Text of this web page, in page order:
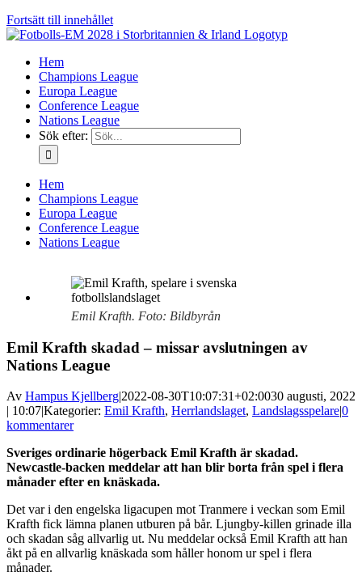
Fortsätt till innehållet
Hem
Champions League
Europa League
Conference League
Nations League
Sök efter:
Hem
Champions League
Europa League
Conference League
Nations League
Emil Krafth. Foto: Bildbyrån
Emil Krafth skadad – missar avslutningen av
Nations League
Av Hampus Kjellberg|2022-08-30T10:07:31+02:0030 augusti, 2022
| 10:07|Kategorier: Emil Krafth, Herrlandslaget, Landslagsspelare|0
kommentarer
Sveriges ordinarie högerback Emil Krafth är skadad.
Newcastle-backen meddelar att han blir borta från spel i flera
månader efter en knäskada.
Det var i den engelska ligacupen mot Tranmere i veckan som Emil
Krafth fick lämna planen utburen på bår. Ljungby-killen grinade illa
och skadan såg allvarlig ut. Nu meddelar också Emil Krafth att han
åkt på en allvarlig knäskada som håller honom ur spel i flera
månader.